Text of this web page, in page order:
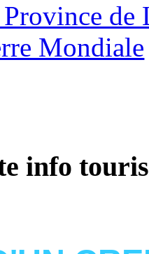
Province
Mondiale
info